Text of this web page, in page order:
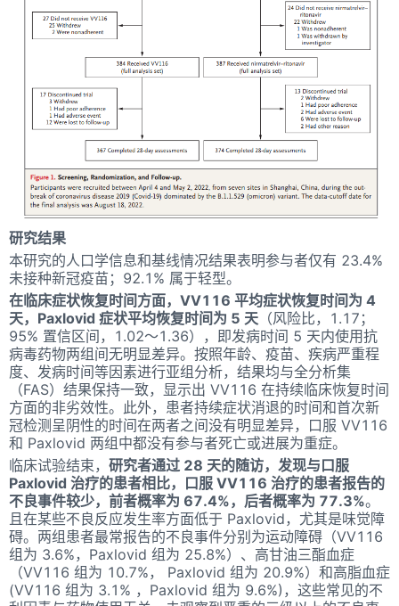
研究结果
本研究的人口学信息和基线情况结果表明参与者仅有 23.4%
未接种新冠疫苗；92.1% 属于轻型。
在临床症状恢复时间方面，VV116 平均症状恢复时间为 4
天，Paxlovid 症状平均恢复时间为 5 天 （风险比，1.17；
95% 置信区间，1.02～1.36），即发病时间 5 天内使用抗
病毒药物两组间无明显差异。按照年龄、疫苗、疾病严重程
度、发病时间等因素进行亚组分析，结果均与全分析集
（FAS）结果保持一致，显示出 VV116 在持续临床恢复时间
方面的非劣效性。此外，患者持续症状消退的时间和首次新
冠检测呈阴性的时间在两者之间没有明显差异，口服 VV116
和 Paxlovid 两组中都没有参与者死亡或进展为重症。
临床试验结束， 研究者通过 28 天的随访，发现与口服
Paxlovid 治疗的患者相比，口服 VV116 治疗的患者报告的
不良事件较少，前者概率为 67.4%，后者概率为 77.3%。
且在某些不良反应发生率方面低于 Paxlovid，尤其是味觉障
碍。两组患者最常报告的不良事件分别为运动障碍（VV116
组为 3.6%，Paxlovid 组为 25.8%）、高甘油三酯血症
（VV116 组为 10.7%， Paxlovid 组为 20.9%）和高脂血症
(VV116 组为 3.1% ，Paxlovid 组为 9.6%)，这些常见的不